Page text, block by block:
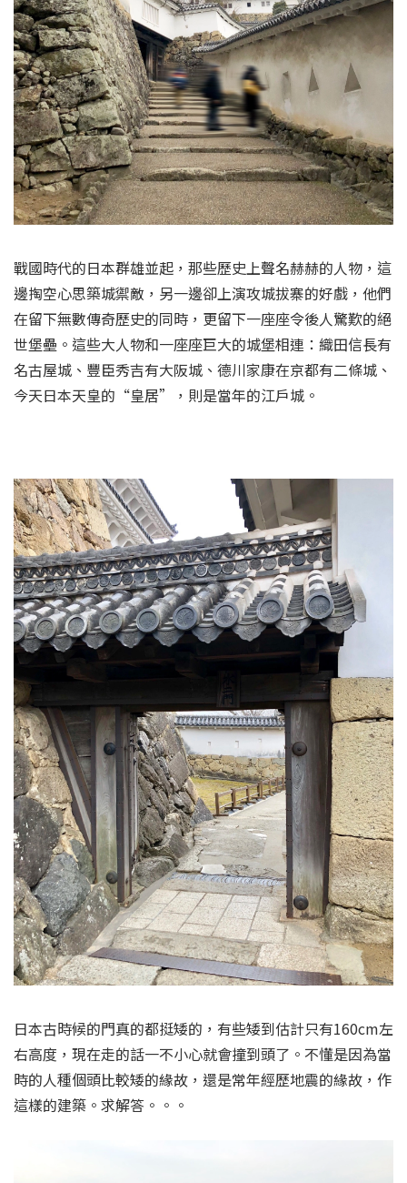
戰國時代的日本群雄並起，那些歷史上聲名赫赫的人物，這
邊掏空心思築城禦敵，另一邊卻上演攻城拔寨的好戲，他們
在留下無數傳奇歷史的同時，更留下一座座令後人驚歎的絕
世堡壘。這些大人物和一座座巨大的城堡相連：織田信長有
名古屋城、豐臣秀吉有大阪城、德川家康在京都有二條城、
今天日本天皇的“皇居”，則是當年的江戶城。